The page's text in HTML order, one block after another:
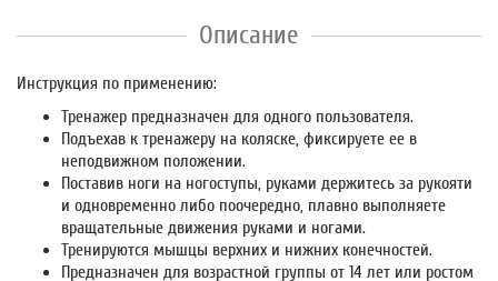
Описание
Инструкция по применению:
Тренажер предназначен для одного пользователя.
Подъехав к тренажеру на коляске, фиксируете ее в
неподвижном положении.
Поставив ноги на ногоступы, руками держитесь за рукояти
и одновременно либо поочередно, плавно выполняете
вращательные движения руками и ногами.
Тренируются мышцы верхних и нижних конечностей.
Предназначен для возрастной группы от 14 лет или ростом